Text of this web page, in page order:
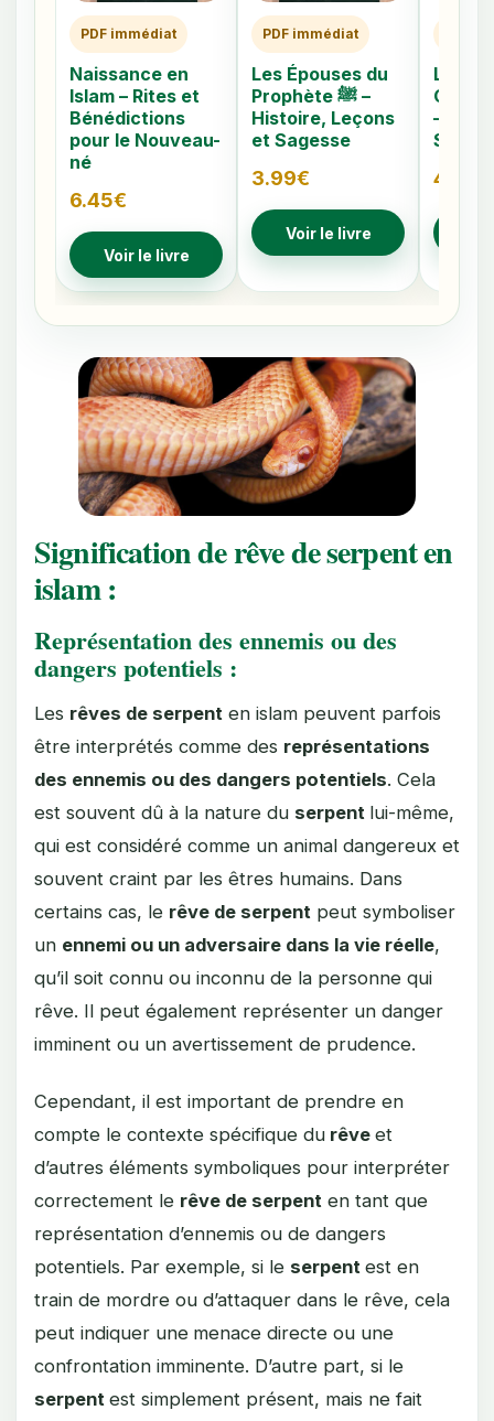
PDF immédiat
Naissance en
Islam – Rites et
Bénédictions
pour le Nouveau-
né
6.45€
Voir le livre
PDF immédiat
Les Épouses du
Prophète ﷺ –
Histoire, Leçons
et Sagesse
3.99€
Voir le livre
Les
–
4.79
Signification de rêve de serpent en
islam :
Représentation des ennemis ou des
dangers potentiels :
Les rêves de serpent en islam peuvent parfois
être interprétés comme des représentations
des ennemis ou des dangers potentiels. Cela
est souvent dû à la nature du serpent lui-même,
qui est considéré comme un animal dangereux et
souvent craint par les êtres humains. Dans
certains cas, le rêve de serpent peut symboliser
un ennemi ou un adversaire dans la vie réelle,
qu’il soit connu ou inconnu de la personne qui
rêve. Il peut également représenter un danger
imminent ou un avertissement de prudence.
Cependant, il est important de prendre en
compte le contexte spécifique du rêve et
d’autres éléments symboliques pour interpréter
correctement le rêve de serpent en tant que
représentation d’ennemis ou de dangers
potentiels. Par exemple, si le serpent est en
train de mordre ou d’attaquer dans le rêve, cela
peut indiquer une menace directe ou une
confrontation imminente. D’autre part, si le
serpent est simplement présent, mais ne fait